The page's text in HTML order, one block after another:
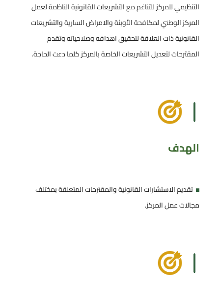
التنظيمي للمركز للتناغم مع التشريعات القانونية الناظمة لعمل
المركز الوطني لمكافحة الأوبئة والامراض السارية والتشريعات
القانونية ذات العلاقة لتحقيق اهدافه وصلاحياته وتقدم
المقترحات لتعديل التشريعات الخاصة بالمركز كلما دعت الحاجة.
الهدف
تقديم الاستشارات القانونية والمقترحات المتعلقة بمختلف
مجالات عمل المركز.